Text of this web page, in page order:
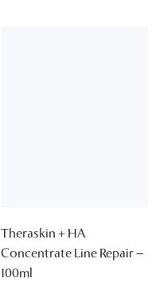
Theraskin + HA
Concentrate Line Repair –
100ml